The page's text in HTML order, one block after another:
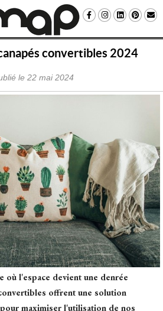
convertibles 2024
le 22 mai 2024
où l'espace devient une denrée
offrent une solution
maximiser l'utilisation de nos